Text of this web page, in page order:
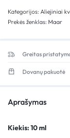
Kategorijos: Aliejiniai
Prekės ženklas: Maar
Greitas
Dovanų pakuotė
Aprašymas
Kiekis: 10 ml